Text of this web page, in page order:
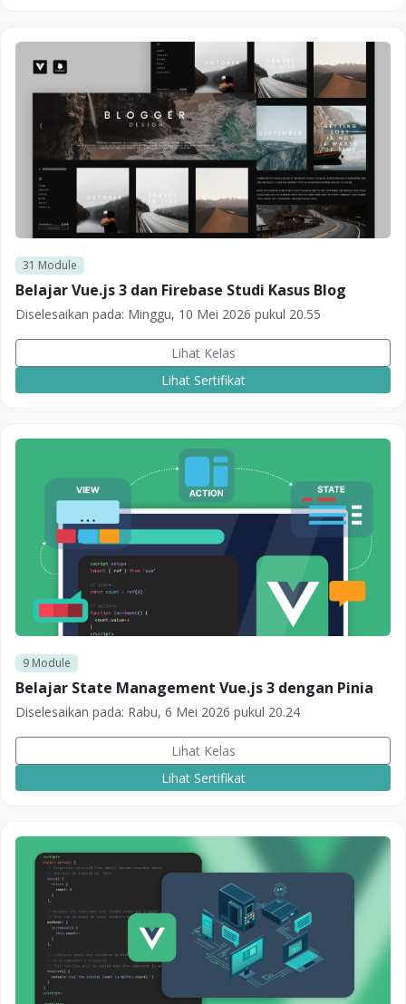
31 Module
Belajar Vue.js 3 dan Firebase Studi Kasus Blog
Diselesaikan pada: Minggu, 10 Mei 2026 pukul 20.55
Lihat Kelas
Lihat Sertifikat
9Module
Belajar State Management Vue.js 3 dengan Pinia
Diselesaikan pada: Rabu, 6 Mei 2026 pukul 20.24
Lihat Kelas
Lihat Sertifikat